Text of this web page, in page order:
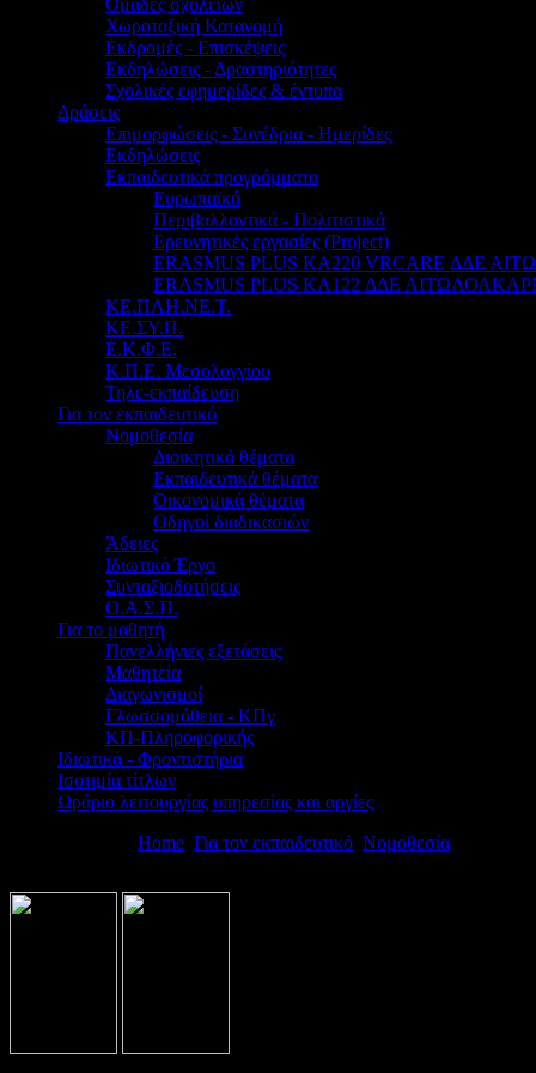
Χωροταξική Κατανομή
Εκδρομές - Επισκέψεις
Εκδηλώσεις - Δραστηριότητες
Σχολικές εφημερίδες & έντυπα
Δράσεις
Επιμορφώσεις - Συνέδρια - Ημερίδες
Εκδηλώσεις
Εκπαιδευτικά προγράμματα
Ευρωπαϊκά
Περιβαλλοντικά - Πολιτιστικά
Ερευνητικές εργασίες (Project)
ERASMUS PLUS KA220 VRCARE ΔΔΕ
ERASMUS PLUS KA122 ΔΔΕ
ΚΕ.ΠΛΗ.ΝΕ.Τ.
ΚΕ.ΣΥ.Π.
Ε.Κ.Φ.Ε.
Κ.Π.Ε. Μεσολογγίου
Τηλε-εκπαίδευση
Για τον εκπαιδευτικό
Νομοθεσία
Διοικητικά θέματα
Εκπαιδευτικά θέματα
Οικονομικά θέματα
Οδηγοί διαδικασιών
Άδειες
Ιδιωτικό Έργο
Συνταξιοδοτήσεις
Ο.Α.Σ.Π.
Για το μαθητή
Πανελλήνιες εξετάσεις
Μαθητεία
Διαγωνισμοί
Γλωσσομάθεια - ΚΠγ
ΚΠ-Πληροφορικής
Ιδιωτικά - Φροντιστήρια
Ισοτιμία τίτλων
Ωράριο λειτουργίας υπηρεσίας και αργίες
Home Για τον εκπαιδευτικό Νομοθεσία